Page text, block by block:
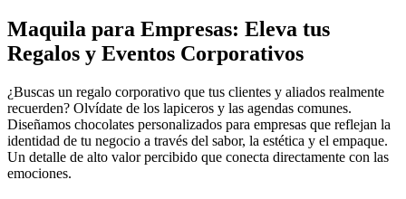
Maquila para Empresas: Eleva tus
Regalos y Eventos Corporativos
¿Buscas un regalo corporativo que tus clientes y aliados realmente
recuerden? Olvídate de los lapiceros y las agendas comunes.
Diseñamos chocolates personalizados para empresas que reflejan la
identidad de tu negocio a través del sabor, la estética y el empaque.
Un detalle de alto valor percibido que conecta directamente con las
emociones.